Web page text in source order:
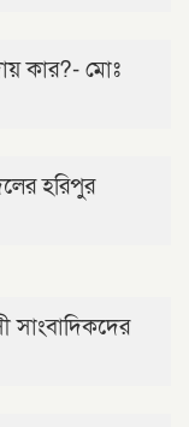
কার?- মোঃ
হরিপুর
সাংবাদিকদের